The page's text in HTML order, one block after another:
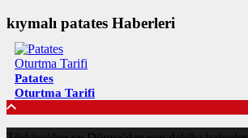
kıymalı patates Haberleri
Patates
Oturtma Tarifi